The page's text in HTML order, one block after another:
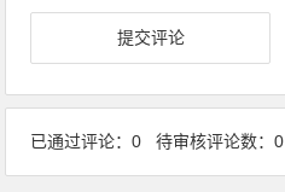
已通过评论：0 待审核评论数：0